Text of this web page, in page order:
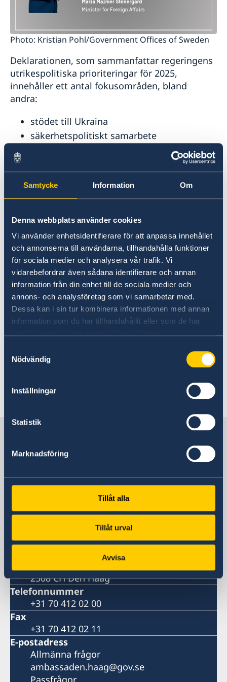
Samtycke Information Om
Denna webbplats använder cookies
Vi använder enhetsidentifierare för att anpassa innehållet
och annonserna till användarna, tillhandahålla funktioner
för sociala medier och analysera vår trafik. Vi
vidarebefordrar även sådana identifierare och annan
information från din enhet till de sociala medier och
annons- och analysföretag som vi samarbetar med.
Dessa kan i sin tur kombinera informationen med annan
information som du har tillhandahållit eller som de har
Nödvändig
Inställningar
Statistik
Marknadsföring
Tillåt alla
Tillåt urval
Avvisa
Photo: Kristian Pohl/Government Offices of Sweden
Deklarationen, som sammanfattar regeringens
utrikespolitiska prioriteringar för 2025,
innehåller ett antal fokusområden, bland
andra:
stödet till Ukraina
säkerhetspolitiskt samarbete
jämställdhet och kvinnors egenmakt
– Årets utrikesdeklaration presenteras i en svår
säkerhetspolitisk tid. Vi – Sverige, EU och Nato
– befinner oss i en långvarig och långtgående
fortsätta utgöra ett allvarligt hot mot
säkerheten i Europa, oavsett utfallet av kriget i
Ukraina. Vår uppgift är ofrånkomlig: vi ska
motverka Rysslands förmåga att göra oss
skada, inte minst genom att stödja Ukraina,
säger utrikesminister Maria Malmer
Stenergard.
Läs hela utrikesdeklarationen på regeringen.se
Senast uppdaterad 12 feb. 2025, 11.12
Sverige i Nederländerna, Haag
Besöksadress
Johan de Wittlaan 7
Plan 4
2517 JR Den Haag
Postadress
Embassy of Sweden
2508 CH Den Haag
Telefonnummer
+31 70 412 02 00
Fax
+31 70 412 02 11
E-postadress
Allmänna frågor
ambassaden.haag@gov.se